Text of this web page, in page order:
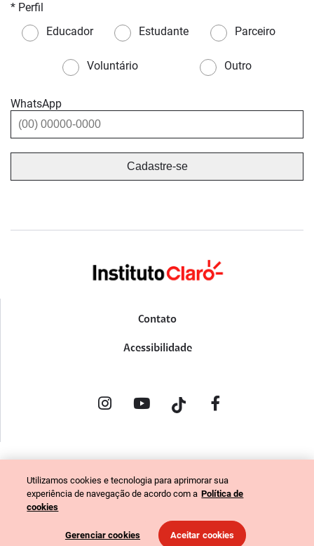
* Perfil
Educador
Estudante Parceiro
Voluntário Outro
WhatsApp
Contato
Acessibilidade
PORTAL DE DENÚNCIAS
CÓDIGO DE ÉTICA (COLABORADORES)
Utilizamos cookies e tecnologia para aprimorar sua
experiência de navegação de acordo com a Política de
cookies
Gerenciar cookies Aceitar cookies